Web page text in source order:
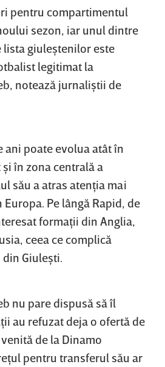
pentru compartimentul
sezon, iar unul dintre
giuleştenilor este
legitimat la
notează jurnaliştii de
ani poate evolua atât în
în zona centrală a
său a atras atenţia mai
Pe lângă Rapid, de
formaţii din Anglia,
ceea ce complică
Giuleşti.
nu pare dispusă să îl
au refuzat deja o ofertă de
de la Dinamo
pentru transferul său ar